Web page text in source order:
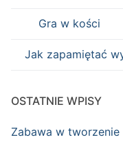
Gra w kości
Jak zapamiętać
OSTATNIE WPISY
Zabawa w